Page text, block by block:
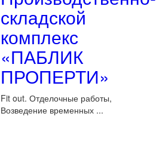
складской
комплекс
«ПАБЛИК
ПРОПЕРТИ»
Fit out. Отделочные работы,
Возведение временных ...